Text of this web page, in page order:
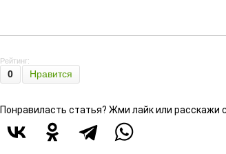
Рейтинг:
0 Нравится
Понравиласть статья? Жми лайк или расскажи